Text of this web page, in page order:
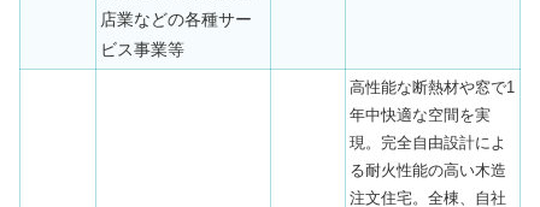
店業などの各種サー
ビス事業等
高性能な断熱材や窓で1
年中快適な空間を実
現。完全自由設計によ
る耐火性能の高い木造
注文住宅。全棟、自社